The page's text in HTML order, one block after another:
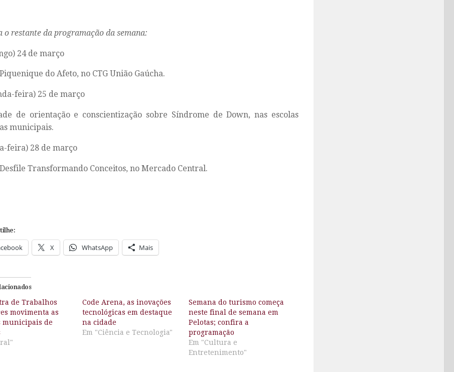
o restante da programação da semana:
24 de março
do Afeto, no CTG União Gaúcha.
feira) 25 de março
de orientação e conscientização sobre Síndrome de Down, nas escolas
municipais.
feira) 28 de março
Transformando Conceitos, no Mercado Central.
X WhatsApp Mais
de Trabalhos
movimenta as
municipais de
Code Arena, as inovações
tecnológicas em destaque
na cidade
Em "Ciência e Tecnologia"
Semana do turismo começa
neste final de semana em
Pelotas; confira a
programação
Em "Cultura e
Entretenimento"